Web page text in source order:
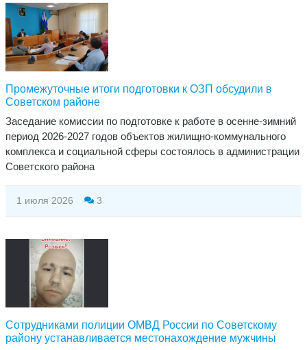
Промежуточные итоги подготовки к ОЗП обсудили в
Советском районе
Заседание комиссии по подготовке к работе в осенне-зимний
период 2026-2027 годов объектов жилищно-коммунального
комплекса и социальной сферы состоялось в администрации
Советского района
1 июля 2026 3
Сотрудниками полиции ОМВД России по Советскому
району устанавливается местонахождение мужчины